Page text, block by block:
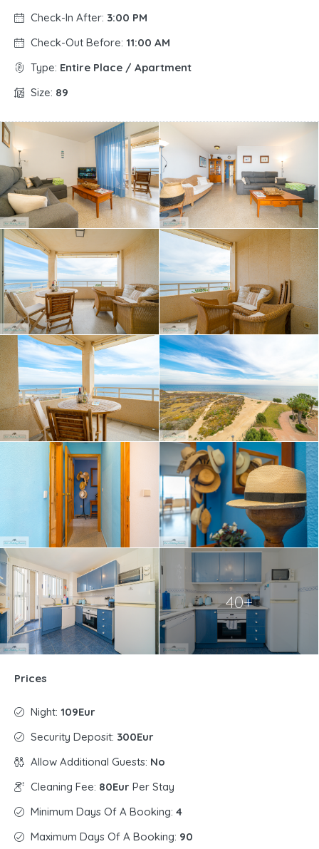
Check-In After: 3:00 PM
Check-Out Before: 11:00 AM
Type: Entire Place / Apartment
Size: 89
40+
Prices
Night: 109Eur
Security Deposit: 300Eur
Allow Additional Guests: No
Cleaning Fee: 80Eur Per Stay
Minimum Days Of A Booking: 4
Maximum Days Of A Booking: 90